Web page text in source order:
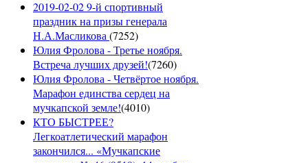
2019-02-02 9-й спортивный
праздник на призы генерала
Н.А.Масликова(7252)
Юлия Фролова - Третье ноября.
Встреча лучших друзей!(7260)
Юлия Фролова - Четвёртое ноября.
Марафон единства сердец на
мучкапской земле!(4010)
КТО БЫСТРЕЕ?
Легкоатлетический марафон
закончился... «Мучкапские